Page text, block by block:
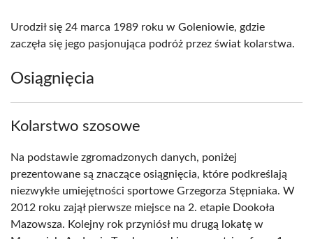
Urodził się 24 marca 1989 roku w Goleniowie, gdzie
zaczęła się jego pasjonująca podróż przez świat kolarstwa.
Osiągnięcia
Kolarstwo szosowe
Na podstawie zgromadzonych danych, poniżej
prezentowane są znaczące osiągnięcia, które podkreślają
niezwykłe umiejętności sportowe Grzegorza Stępniaka. W
2012 roku zajął pierwsze miejsce na 2. etapie Dookoła
Mazowsza. Kolejny rok przyniósł mu drugą lokatę w